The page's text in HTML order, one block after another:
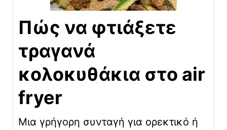
Πώς να φτιάξετε
τραγανά
κολοκυθάκια στο air
fryer
Μια γρήγορη συνταγή για ορεκτικό ή